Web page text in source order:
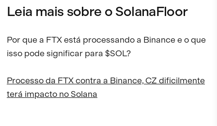
Leia mais sobre o SolanaFloor
Por que a FTX está processando a Binance e o que
isso pode significar para $SOL?
Processo da FTX contra a Binance, CZ dificilmente
terá impacto no Solana